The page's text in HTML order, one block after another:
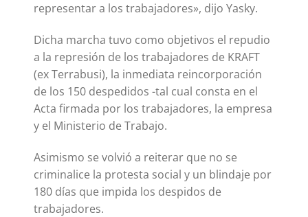
representar a los trabajadores», dijo Yasky.
Dicha marcha tuvo como objetivos el repudio
a la represión de los trabajadores de KRAFT
(ex Terrabusi), la inmediata reincorporación
de los 150 despedidos -tal cual consta en el
Acta firmada por los trabajadores, la empresa
y el Ministerio de Trabajo.
Asimismo se volvió a reiterar que no se
criminalice la protesta social y un blindaje por
180 días que impida los despidos de
trabajadores.